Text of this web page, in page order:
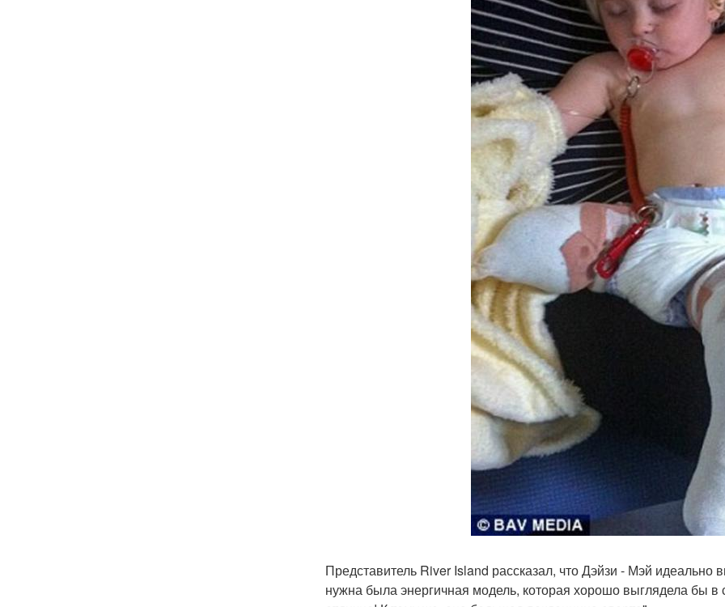
Представитель River Island рассказал, что Дэйзи - Мэй
нужна была энергичная модель, которая хорошо выглядела бы